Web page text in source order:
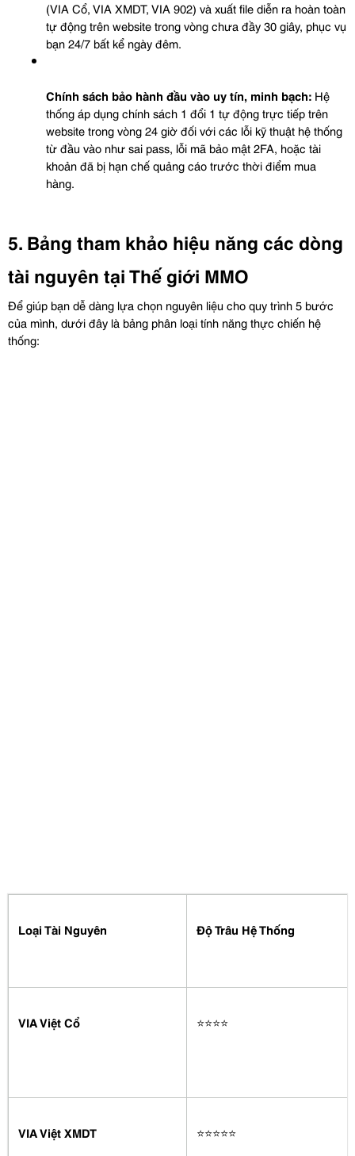
(VIA Cổ, VIA XMDT, VIA 902) và xuất file diễn ra hoàn toàn
tự động trên website trong vòng chưa đầy 30 giây, phục vụ
bạn 24/7 bất kể ngày đêm.
Chính sách bảo hành đầu vào uy tín, minh bạch: Hệ
thống áp dụng chính sách 1 đổi 1 tự động trực tiếp trên
website trong vòng 24 giờ đối với các lỗi kỹ thuật hệ thống
từ đầu vào như sai pass, lỗi mã bảo mật 2FA, hoặc tài
khoản đã bị hạn chế quảng cáo trước thời điểm mua
hàng.
5. Bảng tham khảo hiệu năng các dòng
tài nguyên tại Thế giới MMO
Để giúp bạn dễ dàng lựa chọn nguyên liệu cho quy trình 5 bước
của mình, dưới đây là bảng phân loại tính năng thực chiến hệ
thống:
Loại Tài Nguyên Độ Trâu Hệ Thống
VIA Việt Cổ ⭐️⭐️⭐️⭐️
VIA Việt XMDT ⭐️⭐️⭐️⭐️⭐️